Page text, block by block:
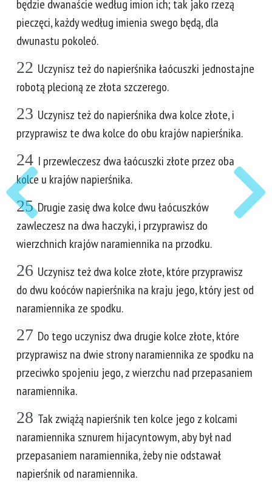
będzie dwanaście według imion ich; tak jako rzezą
pieczęci, każdy według imienia swego będą, dla
dwunastu pokoleó.
22 Uczynisz też do napierśnika łaócuszki jednostajne
robotą plecioną ze złota szczerego.
23 Uczynisz też do napierśnika dwa kolce złote, i
przyprawisz te dwa kolce do obu krajów napierśnika.
24 I przewleczesz dwa łaócuszki złote przez oba
kolce u krajów napierśnika.
25 Drugie zasię dwa kolce dwu łaócuszków
zawleczesz na dwa haczyki, i przyprawisz do
wierzchnich krajów naramiennika na przodku.
26 Uczynisz też dwa kolce złote, które przyprawisz
do dwu koóców napierśnika na kraju jego, który jest od
naramiennika ze spodku.
27 Do tego uczynisz dwa drugie kolce złote, które
przyprawisz na dwie strony naramiennika ze spodku na
przeciwko spojeniu jego, z wierzchu nad przepasaniem
naramiennika.
28 Tak zwiążą napierśnik ten kolce jego z kolcami
naramiennika sznurem hijacyntowym, aby był nad
przepasaniem naramiennika, żeby nie odstawał
napierśnik od naramiennika.